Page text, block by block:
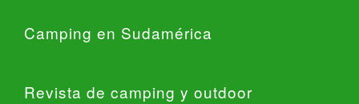
Camping en Sudamérica
Revista de camping y outdoor